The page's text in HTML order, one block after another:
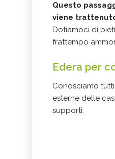
Questo
viene
Dotiamoci di
frattempo
Edera per
Conosciamo
esterne delle
supporti.